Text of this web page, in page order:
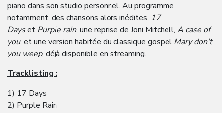
piano dans son studio personnel. Au programme
notamment, des chansons alors inédites, 17
Dayset Purple rain, une reprise de Joni Mitchell, A case of
you, et une version habitée du classique gospel Mary don't
you weep, déjà disponible en streaming.
Tracklisting :
1) 17 Days
2) Purple Rain